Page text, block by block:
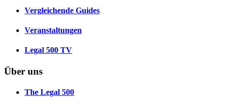
Vergleichende Guides
Veranstaltungen
Legal 500 TV
Über uns
The Legal 500